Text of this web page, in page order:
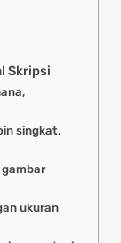
Skripsi
singkat,
ukuran